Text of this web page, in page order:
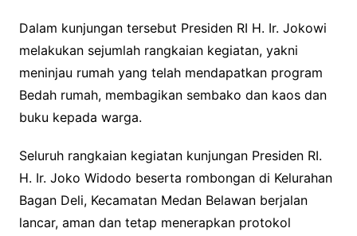
Dalam kunjungan tersebut Presiden RI H. Ir. Jokowi
melakukan sejumlah rangkaian kegiatan, yakni
meninjau rumah yang telah mendapatkan program
Bedah rumah, membagikan sembako dan kaos dan
buku kepada warga.
Seluruh rangkaian kegiatan kunjungan Presiden RI.
H. Ir. Joko Widodo beserta rombongan di Kelurahan
Bagan Deli, Kecamatan Medan Belawan berjalan
lancar, aman dan tetap menerapkan protokol